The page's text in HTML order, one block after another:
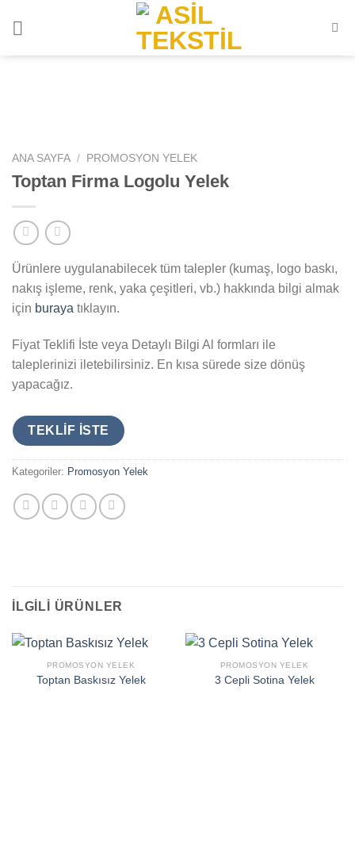
ANA SAYFA / PROMOSYON YELEK
Toptan Firma Logolu Yelek
Ürünlere uygulanabilecek tüm talepler (kumaş, logo baskı,
nakış işleme, renk, yaka çeşitleri, vb.) hakkında bilgi almak
için buraya tıklayın.
Fiyat Teklifi İste veya Detaylı Bilgi Al formları ile
taleplerinizi iletebilirsiniz. En kısa sürede size dönüş
yapacağız.
TEKLIF İSTE
Kategoriler: Promosyon Yelek
İLGILI ÜRÜNLER
PROMOSYON YELEK
Toptan Baskısız Yelek
PROMOSYON YELEK
3 Cepli Sotina Yelek